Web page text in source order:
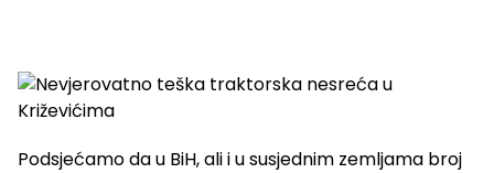
Podsjećamo da u BiH, ali i u susjednim zemljama broj